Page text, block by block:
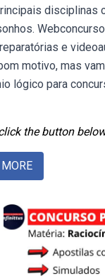
disciplinas
e
motivo, mas
lógico para
the button